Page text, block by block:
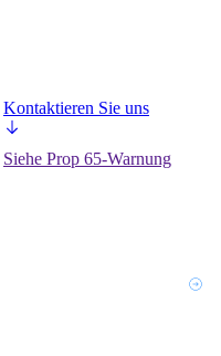
Kontaktieren Sie uns
Siehe Prop 65-Warnung